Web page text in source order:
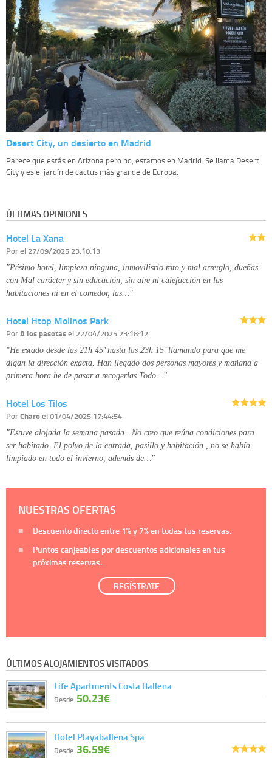
Desert City, un desierto en Madrid
Parece que estás en Arizona pero no, estamos en Madrid. Se llama Desert
City y es el jardín de cactus más grande de Europa.
ÚLTIMAS OPINIONES
Hotel La Xana
Porel 27/09/2025 23:10:13
"Pésimo hotel, limpieza ninguna, inmovilisrio roto y mal arrerglo, dueñas
con Mal carácter y sin educación, sin aire ni calefacción en las
habitaciones ni en el comedor, las…"
Hotel Htop Molinos Park
PorA los pasotasel 22/04/2025 23:18:12
"He estado desde las 21h 45’ hasta las 23h 15’ llamando para que me
digan la dirección exacta. Han llegado dos personas mayores y mañana a
primera hora he de pasar a recogerlas.Todo…"
Hotel Los Tilos
PorCharoel 01/04/2025 17:44:54
"Estuve alojada la semana pasada...No creo que reúna condiciones para
ser habitado. El polvo de la entrada, pasillo y habitación , no se había
limpiado en todo el invierno, además de…"
NUESTRAS OFERTAS
Descuento directo entre 1%y 7%en todas tus reservas.
Puntos canjeables por descuentos adicionales en tus
próximas reservas.
REGÍSTRATE
ÚLTIMOS ALOJAMIENTOS VISITADOS
Life Apartments Costa Ballena
Desde 50.23€
Hotel Playaballena Spa
Desde 36.59€